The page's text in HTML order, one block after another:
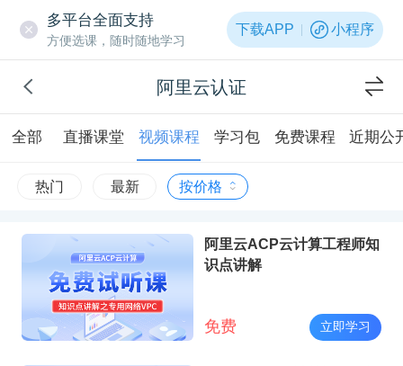
多平台全面支持
方便选课，随时随地学习
下载APP 小程序
阿里云认证
全部 直播课堂 视频课程 学习包 免费课程 近期公
热门 最新 按价格
阿里云ACP云计算工程师知
识点讲解
免费 立即学习